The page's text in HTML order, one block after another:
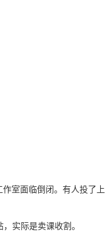
室面临倒闭。有人投了上
实际是卖课收割。